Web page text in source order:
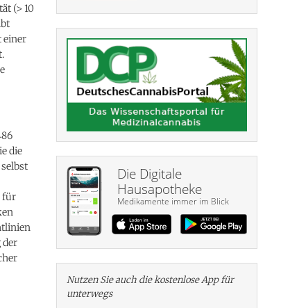
(> 10
einer
die
für
der
Die Digitale
Hausapotheke
Medikamente immer im Blick
Nutzen Sie auch die kosten­lose App für
unterwegs